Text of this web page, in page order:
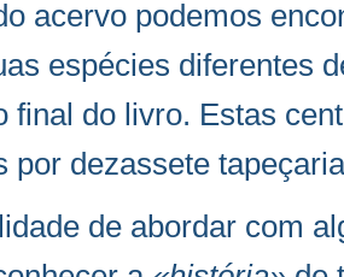
acervo podemos
espécies diferentes
final do livro. Estas
por dezassete
de abordar com